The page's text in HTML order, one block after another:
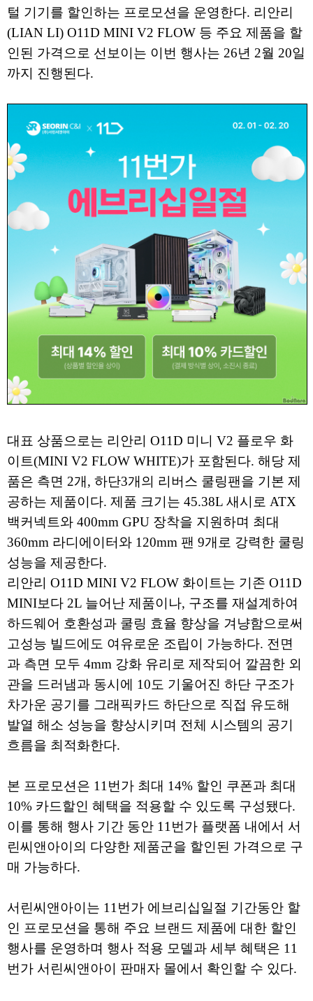
털 기기를 할인하는 프로모션을 운영한다. 리안리
(LIAN LI) O11D MINI V2 FLOW 등 주요 제품을 할
인된 가격으로 선보이는 이번 행사는 26년 2월 20일
까지 진행된다.
대표 상품으로는 리안리 O11D 미니 V2 플로우 화
이트(MINI V2 FLOW WHITE)가 포함된다. 해당 제
품은 측면 2개, 하단3개의 리버스 쿨링팬을 기본 제
공하는 제품이다. 제품 크기는 45.38L 새시로 ATX
백커넥트와 400mm GPU 장착을 지원하며 최대
360mm 라디에이터와 120mm 팬 9개로 강력한 쿨링
성능을 제공한다.
리안리 O11D MINI V2 FLOW 화이트는 기존 O11D
MINI보다 2L 늘어난 제품이나, 구조를 재설계하여
하드웨어 호환성과 쿨링 효율 향상을 겨냥함으로써
고성능 빌드에도 여유로운 조립이 가능하다. 전면
과 측면 모두 4mm 강화 유리로 제작되어 깔끔한 외
관을 드러냄과 동시에 10도 기울어진 하단 구조가
차가운 공기를 그래픽카드 하단으로 직접 유도해
발열 해소 성능을 향상시키며 전체 시스템의 공기
흐름을 최적화한다.
본 프로모션은 11번가 최대 14% 할인 쿠폰과 최대
10% 카드할인 혜택을 적용할 수 있도록 구성됐다.
이를 통해 행사 기간 동안 11번가 플랫폼 내에서 서
린씨앤아이의 다양한 제품군을 할인된 가격으로 구
매 가능하다.
서린씨앤아이는 11번가 에브리십일절 기간동안 할
인 프로모션을 통해 주요 브랜드 제품에 대한 할인
행사를 운영하며 행사 적용 모델과 세부 혜택은 11
번가 서린씨앤아이 판매자 몰에서 확인할 수 있다.